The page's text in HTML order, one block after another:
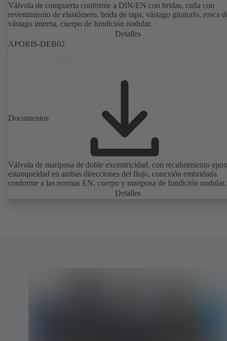
Válvula de compuerta conforme a DIN/EN con bridas, cuña con
revestimiento de elastómero, brida de tapa, vástago giratorio, rosca
vástago interna, cuerpo de fundición nodular.
Detalles
APORIS-DEB02
Documentos
Válvula de mariposa de doble excentricidad, con recubrimiento
estanqueidad en ambas direcciones del flujo, conexión embridada
conforme a las normas EN, cuerpo y mariposa de fundición nodular.
Detalles